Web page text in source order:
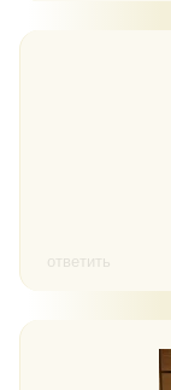
ответить